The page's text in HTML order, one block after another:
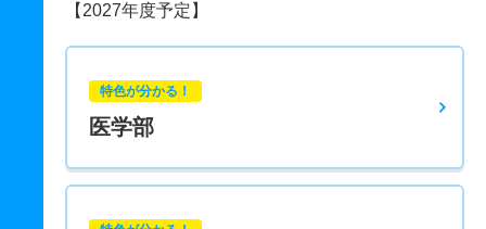
【2027年度予定】
特色が分かる！
医学部